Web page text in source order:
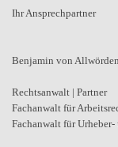
Ihr Ansprechpartner
Benjamin von Allwörden
Rechtsanwalt | Partner
Fachanwalt für
Fachanwalt für